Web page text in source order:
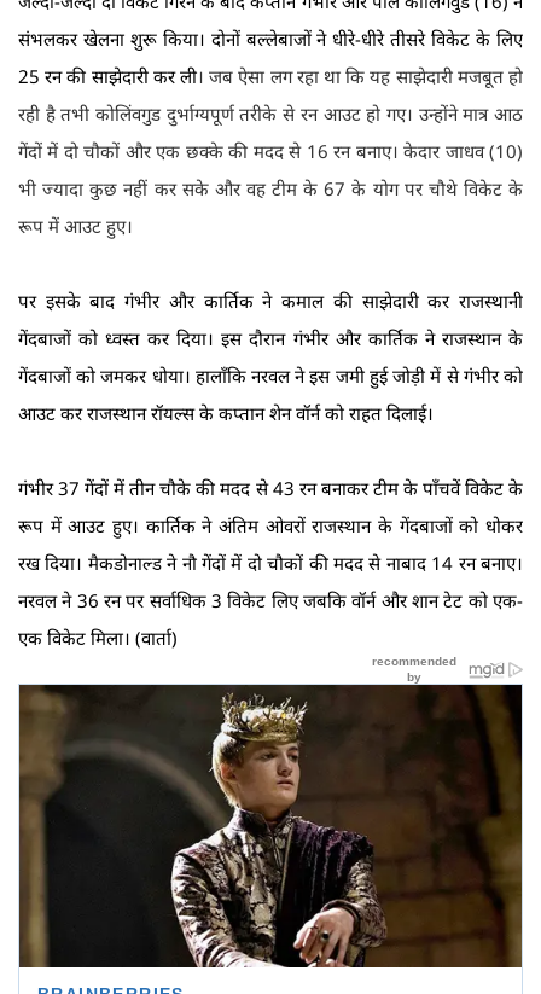
संभलकर खेलना शुरू किया। दोनों बल्लेबाजों ने धीरे-धीरे तीसरे विकेट के लिए
25 रन की साझेदारी कर ली।जब ऐसा लग रहा था कि यह साझेदारी मजबूत हो
रही है तभी कोलिंवगुड दुर्भाग्यपूर्ण तरीके से रन आउट हो गए। उन्होंने मात्र आठ
गेंदों में दो चौकों और एक छक्के की मदद से 16 रन बनाए। केदार जाधव (10)
भी ज्यादा कुछ नहीं कर सके और वह टीम के 67 के योग पर चौथे विकेट के
रूप में आउट हुए।
पर इसके बाद गंभीर और कार्तिक ने कमाल की साझेदारी कर राजस्थानी
गेंदबाजों को ध्वस्त कर दिया। इस दौरान गंभीर और कार्तिक ने राजस्थान के
गेंदबाजों को जमकर धोया। हालाँकि नरवल ने इस जमी हुई जोड़ी में से गंभीर को
आउट कर राजस्थान रॉयल्स के कप्तान शेन वॉर्न को राहत दिलाई।
गंभीर 37 गेंदों में तीन चौके की मदद से 43 रन बनाकर टीम के पाँचवें विकेट के
रूप में आउट हुए। कार्तिक ने अंतिम ओवरों राजस्थान के गेंदबाजों को धोकर
रख दिया। मैकडोनाल्ड ने नौ गेंदों में दो चौकों की मदद से नाबाद 14 रन बनाए।
नरवल ने 36 रन पर सर्वाधिक 3 विकेट लिए जबकि वॉर्न और शान टेट को एक-
एक विकेट मिला। (वार्ता)